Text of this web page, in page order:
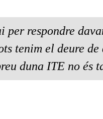
per respondre
tenim el deure de
duna ITE no és